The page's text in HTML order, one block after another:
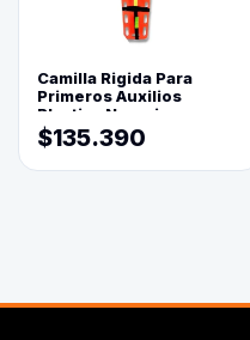
Camilla Rigida Para
Primeros Auxilios
Plastica Naranja
$135.390